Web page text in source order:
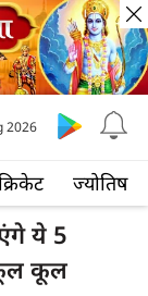
ज्योतिष
2026
ये 5
कूल कूल